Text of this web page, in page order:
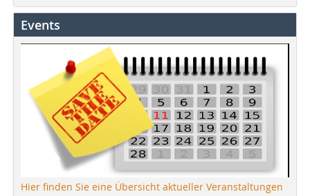
Events
Hier finden Sie eine Übersicht aktueller Veranstaltungen